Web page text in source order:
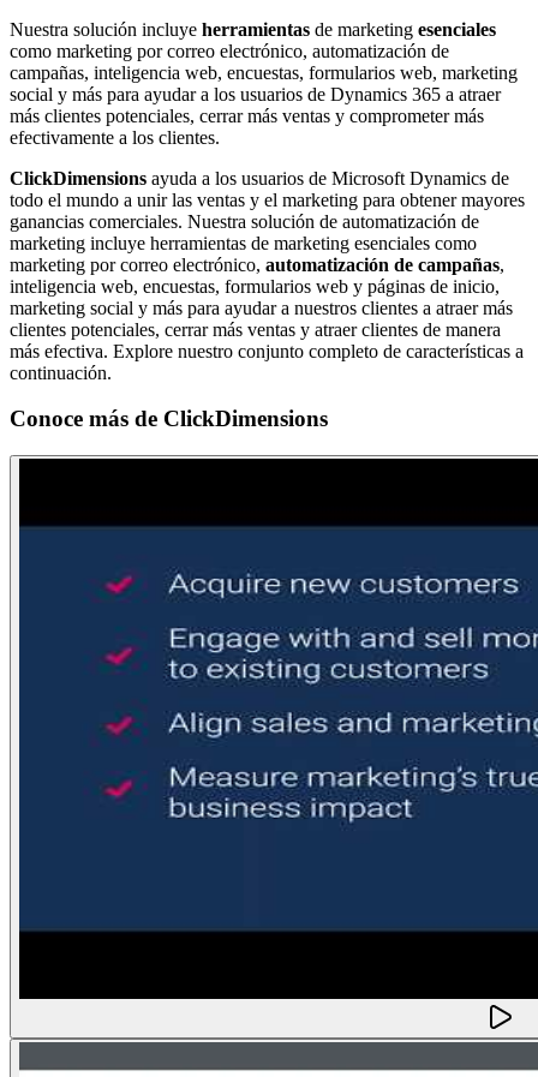
Nuestra solución incluye herramientas de marketing esenciales
como marketing por correo electrónico, automatización de
campañas, inteligencia web, encuestas, formularios web, marketing
social y más para ayudar a los usuarios de Dynamics 365 a atraer
más clientes potenciales, cerrar más ventas y comprometer más
efectivamente a los clientes.
ClickDimensions ayuda a los usuarios de Microsoft Dynamics de
todo el mundo a unir las ventas y el marketing para obtener mayores
ganancias comerciales. Nuestra solución de automatización de
marketing incluye herramientas de marketing esenciales como
marketing por correo electrónico, automatización de campañas,
inteligencia web, encuestas, formularios web y páginas de inicio,
marketing social y más para ayudar a nuestros clientes a atraer más
clientes potenciales, cerrar más ventas y atraer clientes de manera
más efectiva. Explore nuestro conjunto completo de características a
continuación.
Conoce más de ClickDimensions